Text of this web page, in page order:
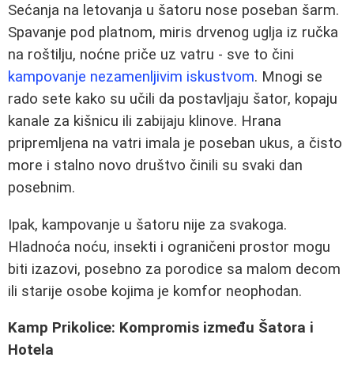
Sećanja na letovanja u šatoru nose poseban šarm.
Spavanje pod platnom, miris drvenog uglja iz ručka
na roštilju, noćne priče uz vatru - sve to čini
kampovanje nezamenljivim iskustvom. Mnogi se
rado sete kako su učili da postavljaju šator, kopaju
kanale za kišnicu ili zabijaju klinove. Hrana
pripremljena na vatri imala je poseban ukus, a čisto
more i stalno novo društvo činili su svaki dan
posebnim.
Ipak, kampovanje u šatoru nije za svakoga.
Hladnoća noću, insekti i ograničeni prostor mogu
biti izazovi, posebno za porodice sa malom decom
ili starije osobe kojima je komfor neophodan.
Kamp Prikolice: Kompromis između Šatora i
Hotela